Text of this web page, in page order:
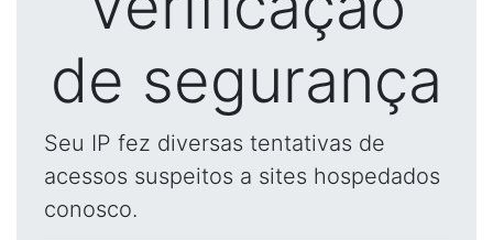
de segurança
Seu IP fez diversas tentativas de
acessos suspeitos a sites hospedados
conosco.